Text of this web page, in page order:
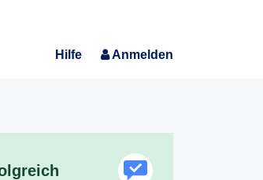
Hilfe Anmelden